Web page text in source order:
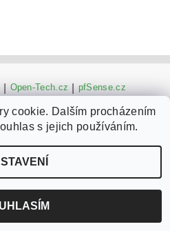
Open-Tech.cz pfSense.cz
, všechna práva vyhrazena
Shoptet
cookie. Dalším procházením
s jejich používáním.